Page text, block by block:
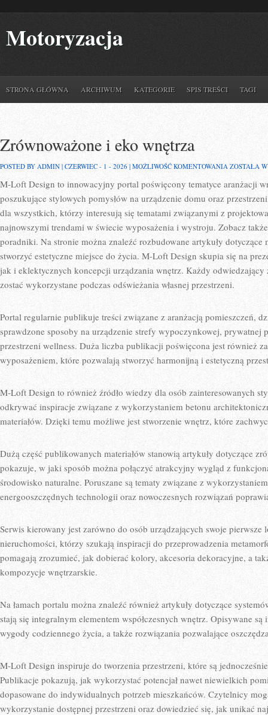
Motoryzacja
STRONA GŁÓWNA ARCHIWUM KATEGORIE SPIS TREŚCI TAGI
Zrównoważone i eko wnętrza
POSTED BY ADMIN | CZERWIEC - 1 - 2026 | MOŻLIWOŚĆ KOMENTOWANIA
EKO
WNĘTRZA
ZOSTAŁA
M-Loft Design to innowacyjny portal poświęcony tematyce aranżacji
poszukujące stylowych pomysłów na urządzenie domu oraz
dla wszystkich, którzy interesują się tematami związanymi z
najnowszymi trendami w świecie wyposażenia i wystroju. Zobacz
poradniki. Na stronie można znaleźć rozbudowane artykuły
stworzyć estetyczne miejsce do życia. M-Loft Design skupia się na
jak i eklektycznych koncepcji urządzania wnętrz. Każdy
zostać wykorzystane podczas odświeżania własnej przestrzeni.
Portal regularnie publikuje treści związane z aranżacją pomieszczeń,
sprawdzone sposoby na urządzenie strefy wypoczynkowej, prywatnej
przestrzeni wellness. Duża liczba publikacji poświęcona jest również
wyposażeniem, które pozwalają stworzyć harmonijną i estetyczną
M-Loft Design to również źródło wiedzy dla osób zainteresowanych
odkrywać inspiracje związane z wykorzystaniem betonu
materiałów. Dzięki temu możliwe jest stworzenie wnętrz, które
Dużą część publikowanych materiałów stanowią artykuły dotyczące
pokazuje, w jaki sposób można połączyć atrakcyjny wygląd z
środowisko naturalne. Poruszane są tematy związane z
energooszczędnych technologii oraz nowoczesnych rozwiązań
Serwis kierowany jest zarówno do osób urządzających swoje pierwsze
nieruchomości, którzy szukają inspiracji do przeprowadzenia
pomagają zrozumieć, jak dobierać kolory, akcesoria dekoracyjne, a
kompozycje wnętrzarskie.
Na łamach portalu można znaleźć również artykuły dotyczące
stają się integralnym elementem współczesnych wnętrz. Opisywane
wygody codziennego życia, a także rozwiązania pozwalające
M-Loft Design inspiruje do tworzenia przestrzeni, które są
Publikacje pokazują, jak wykorzystać potencjał nawet niewielkich
dopasowane do indywidualnych potrzeb mieszkańców. Czytelnicy
wykorzystanie dostępnej przestrzeni oraz dowiedzieć się, jak unikać